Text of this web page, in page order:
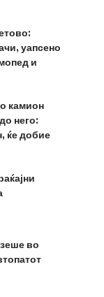
уапсено
и
камион
него:
ќе добие
во